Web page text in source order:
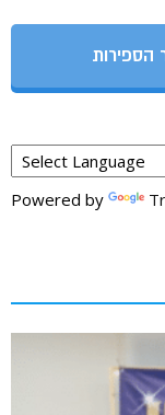
הספירות
Powered by